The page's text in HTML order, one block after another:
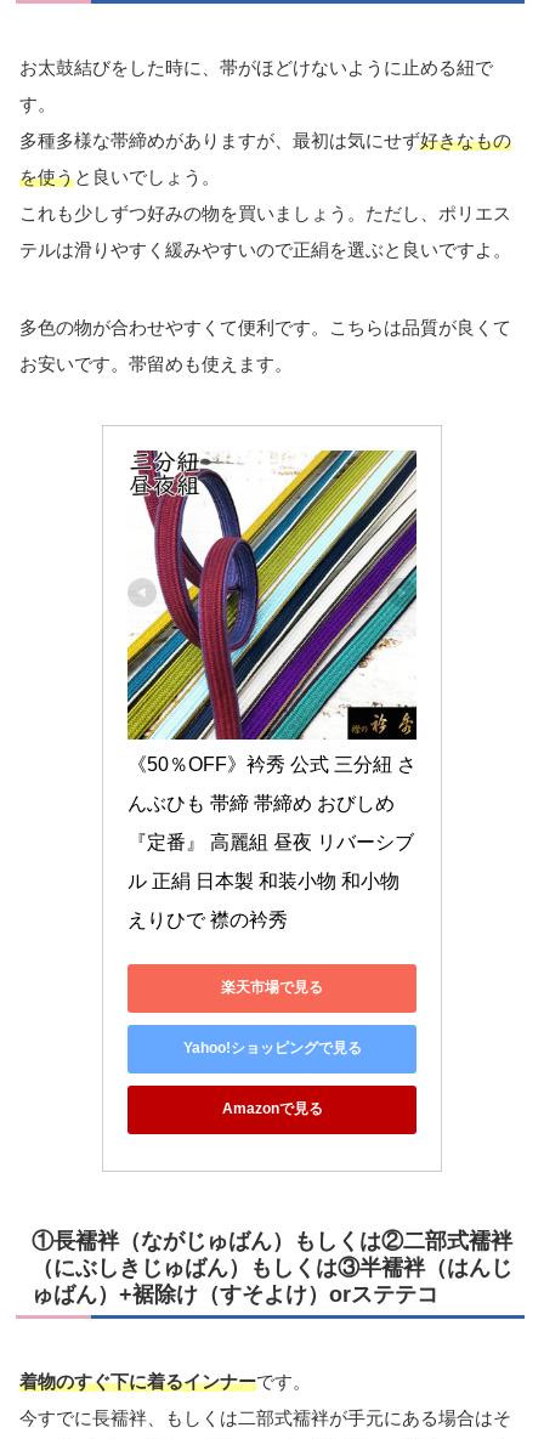
お太鼓結びをした時に、帯がほどけないように止める紐で
す。
多種多様な帯締めがありますが、最初は気にせず好きなもの
を使うと良いでしょう。
これも少しずつ好みの物を買いましょう。ただし、ポリエス
テルは滑りやすく緩みやすいので正絹を選ぶと良いですよ。
多色の物が合わせやすくて便利です。こちらは品質が良くて
お安いです。帯留めも使えます。
《50％OFF》衿秀 公式 三分紐 さ
んぶひも 帯締 帯締め おびしめ
『定番』 高麗組 昼夜 リバーシブ
ル 正絹 日本製 和装小物 和小物
えりひで 襟の衿秀
楽天市場で見る
Yahoo!ショッピングで見る
Amazonで見る
①長襦袢（ながじゅばん）もしくは②二部式襦袢
（にぶしきじゅばん）もしくは③半襦袢（はんじ
ゅばん）+裾除け（すそよけ）orステテコ
着物のすぐ下に着るインナーです。
今すでに長襦袢、もしくは二部式襦袢が手元にある場合はそ